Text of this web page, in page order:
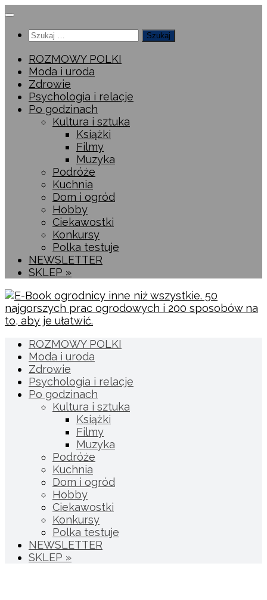
Przeskocz
treściSzukaj:
ROZMOWY POLKI
Moda i uroda
Zdrowie
Psychologia i relacje
Po godzinach
Kultura i sztuka
Książki
Filmy
Muzyka
Podróże
Kuchnia
Dom i ogród
Hobby
Ciekawostki
Konkursy
Polka testuje
NEWSLETTER
SKLEP »
ROZMOWY POLKI
Moda i uroda
Zdrowie
Psychologia i relacje
Po godzinach
Kultura i sztuka
Książki
Filmy
Muzyka
Podróże
Kuchnia
Dom i ogród
Hobby
Ciekawostki
Konkursy
Polka testuje
NEWSLETTER
SKLEP »